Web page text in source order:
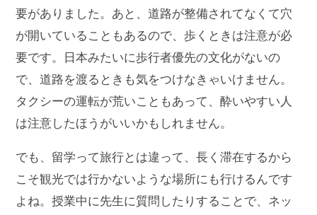
要がありました。あと、道路が整備されてなくて穴
が開いていることもあるので、歩くときは注意が必
要です。日本みたいに歩行者優先の文化がないの
で、道路を渡るときも気をつけなきゃいけません。
タクシーの運転が荒いこともあって、酔いやすい人
は注意したほうがいいかもしれません。
でも、留学って旅行とは違って、長く滞在するから
こそ観光では行かないような場所にも行けるんです
よね。授業中に先生に質問したりすることで、ネッ